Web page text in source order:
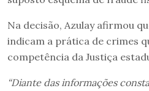
Na decisão, Azulay afirmou
indicam a prática de crimes
competência da Justiça
“Diante das informações